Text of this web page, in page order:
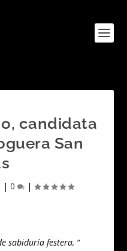
candidata
San
| 0 |
sabiduría festera, “